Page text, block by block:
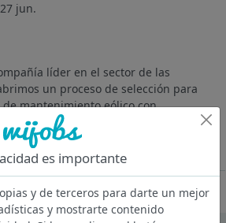
27 jun.
líder en el sector de las
un proceso de selección para
mantenimiento eólico con
para trabajos en España.Requisitos-
Oferta desactivada
es importante
y de terceros para darte un mejor
y mostrarte contenido